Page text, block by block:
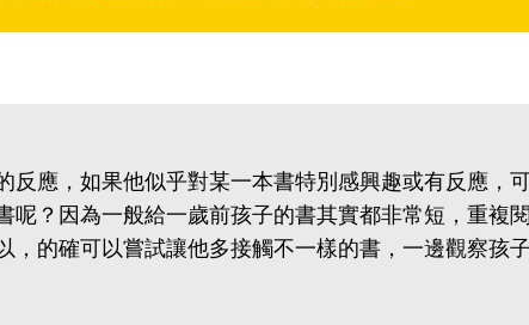
反應，如果他似乎對某一本書特別感興趣或有反應，
呢？因為一般給一歲前孩子的書其實都非常短，重複
，的確可以嘗試讓他多接觸不一樣的書，一邊觀察孩